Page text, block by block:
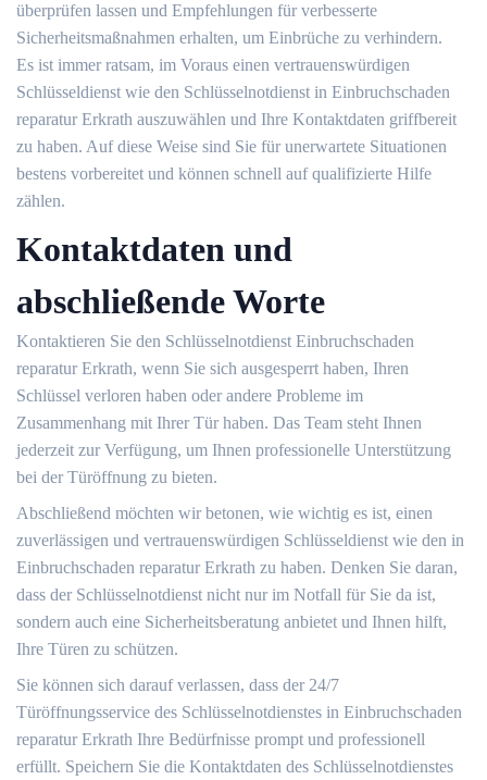
überprüfen lassen und Empfehlungen für verbesserte
Sicherheitsmaßnahmen erhalten, um Einbrüche zu verhindern.​
Es ist immer ratsam, im Voraus einen vertrauenswürdigen
Schlüsseldienst wie den Schlüsselnotdienst in Einbruchschaden
reparatur Erkrath auszuwählen und Ihre Kontaktdaten griffbereit
zu haben. Auf diese Weise sind Sie für unerwartete Situationen
bestens vorbereitet und können schnell auf qualifizierte Hilfe
zählen.​
Kontaktdaten und
abschließende Worte
Kontaktieren Sie den Schlüsselnotdienst Einbruchschaden
reparatur Erkrath, wenn Sie sich ausgesperrt haben, Ihren
Schlüssel verloren haben oder andere Probleme im
Zusammenhang mit Ihrer Tür haben.​ Das Team steht Ihnen
jederzeit zur Verfügung, um Ihnen professionelle Unterstützung
bei der Türöffnung zu bieten.​
Abschließend möchten wir betonen, wie wichtig es ist, einen
zuverlässigen und vertrauenswürdigen Schlüsseldienst wie den in
Einbruchschaden reparatur Erkrath zu haben.​ Denken Sie daran,
dass der Schlüsselnotdienst nicht nur im Notfall für Sie da ist,
sondern auch eine Sicherheitsberatung anbietet und Ihnen hilft,
Ihre Türen zu schützen.
Sie können sich darauf verlassen, dass der 24/7
Türöffnungsservice des Schlüsselnotdienstes in Einbruchschaden
reparatur Erkrath Ihre Bedürfnisse prompt und professionell
erfüllt.​ Speichern Sie die Kontaktdaten des Schlüsselnotdienstes